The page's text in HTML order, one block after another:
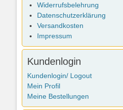
Widerrufsbelehrung
Datenschutzerklärung
Versandkosten
Impressum
Kundenlogin
Kundenlogin/ Logout
Mein Profil
Meine Bestellungen